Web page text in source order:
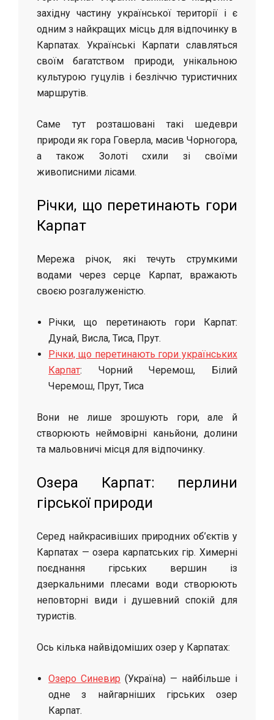
західну частину української території і є
одним з найкращих місць для відпочинку в
Карпатах. Українські Карпати славляться
своїм багатством природи, унікальною
культурою гуцулів і безліччю туристичних
маршрутів.
Саме тут розташовані такі шедеври
природи як гора Говерла, масив Чорногора,
а також Золоті схили зі своїми
живописними лісами.
Річки, що перетинають гори
Карпат
Мережа річок, які течуть струмкими
водами через серце Карпат, вражають
своєю розгалуженістю.
Річки, що перетинають гори Карпат:
Дунай, Висла, Тиса, Прут.
Річки, що перетинають гори українських
Карпат: Чорний Черемош, Білий
Черемош, Прут, Тиса
Вони не лише зрошують гори, але й
створюють неймовірні каньйони, долини
та мальовничі місця для відпочинку.
Озера Карпат: перлини
гірської природи
Серед найкрасивіших природних об’єктів у
Карпатах — озера карпатських гір. Химерні
поєднання гірських вершин із
дзеркальними плесами води створюють
неповторні види і душевний спокій для
туристів.
Ось кілька найвідоміших озер у Карпатах:
Озеро Синевир (Україна) — найбільше і
одне з найгарніших гірських озер
Карпат.